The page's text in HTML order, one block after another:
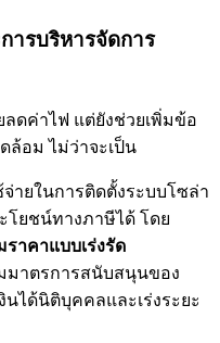
ารบริหารจัดการ
ลดค่าไฟ แต่ยังช่วยเพิ่มข้อ
ล้อม ไม่ว่าจะเป็น
จ่ายในการติดตั้งระบบโซล่า
โยชน์ทางภาษีได้ โดย
ราคาแบบเร่งรัด
มมาตรการสนับสนุนของ
ได้นิติบุคคลและเร่งระยะ